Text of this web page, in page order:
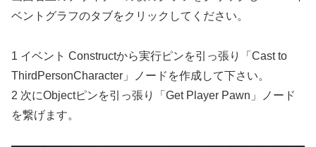
ベントグラフのタブをクリックしてください。
1 イベント Constructから実行ピンを引っ張り「Cast to
ThirdPersonCharacter」ノードを作成して下さい。
2 次にObjectピンを引っ張り「Get Player Pawn」ノード
を繋げます。